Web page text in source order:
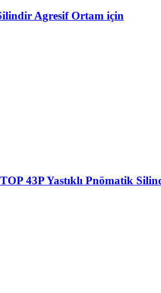
Agresif Ortam için
43P Yastıklı Pnömatik